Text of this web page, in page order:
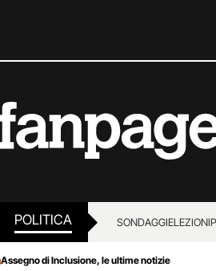
POLITICA SONDAGGIELEZIONI
Assegno di Inclusione, le ultime notizie